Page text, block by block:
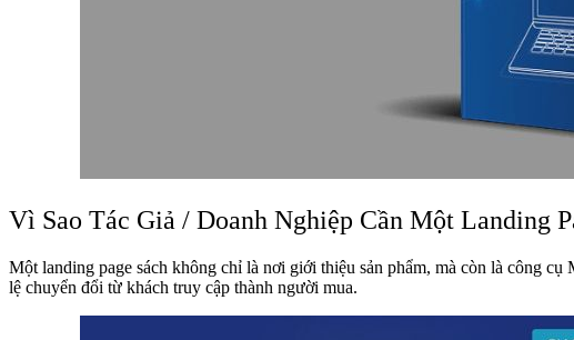
Vì Sao Tác Giả / Doanh Nghiệp Cần Một Landing
Một landing page sách không chỉ là nơi giới thiệu sản phẩm, mà còn là công
lệ chuyển đổi từ khách truy cập thành người mua.